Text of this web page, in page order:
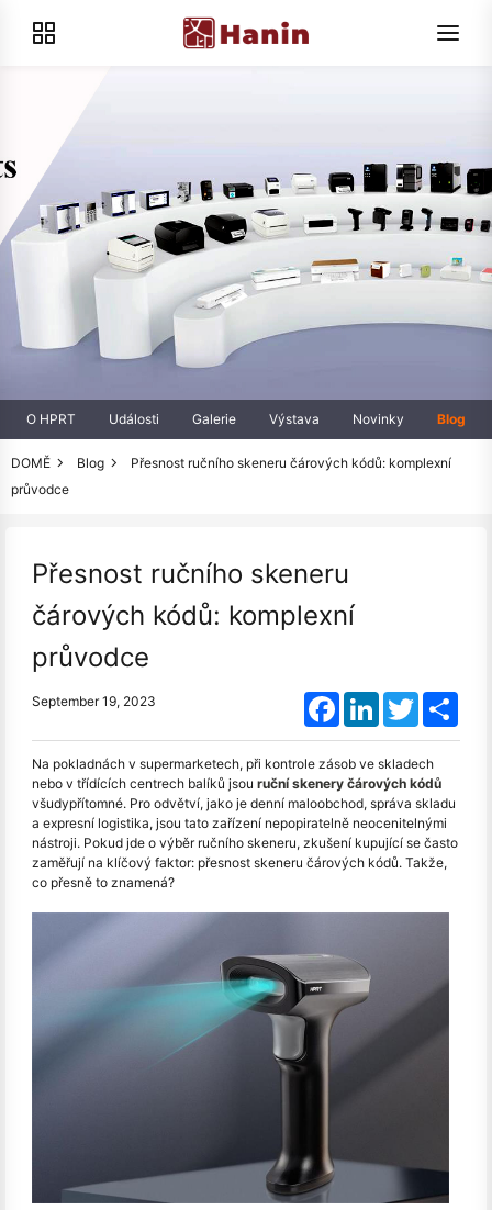
O HPRT Události Galerie Výstava Novinky Blog
DOMĚ Blog
Přesnost ručního skeneru čárových kódů: komplexní
průvodce
Přesnost ručního skeneru
čárových kódů: komplexní
průvodce
September 19, 2023 FacebookLinkedInTwitter
Na pokladnách v supermarketech, při kontrole zásob ve skladech
nebo v třídících centrech balíků jsou ruční skenery čárových kódů
všudypřítomné. Pro odvětví, jako je denní maloobchod, správa skladu
a expresní logistika, jsou tato zařízení nepopiratelně neocenitelnými
nástroji. Pokud jde o výběr ručního skeneru, zkušení kupující se často
zaměřují na klíčový faktor: přesnost skeneru čárových kódů. Takže,
co přesně to znamená?